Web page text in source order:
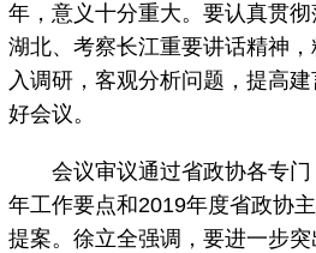
年，意义十分重大。要认真贯
湖北、考察长江重要讲话精神
入调研，客观分析问题，提高
好会议。
会议审议通过省政协各专门
年工作要点和2019年度省政协
提案。徐立全强调，要进一步